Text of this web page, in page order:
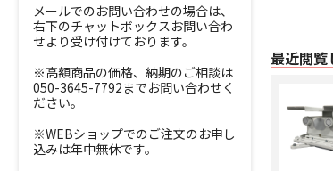
メールでのお問い合わせの場合は、
右下のチャットボックスお問い合わ
せより受け付けております。
※高額商品の価格、納期のご相談は
050-3645-7792までお問い合わせく
ださい。
※WEBショップでのご注文のお申し
込みは年中無休です。
最近閲覧